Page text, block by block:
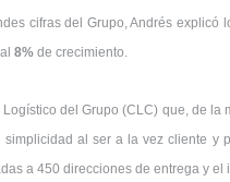
cifras del Grupo, Andrés
8% de crecimiento.
del Grupo (CLC) que, de la
al ser a la vez cliente
a 450 direcciones de entrega y